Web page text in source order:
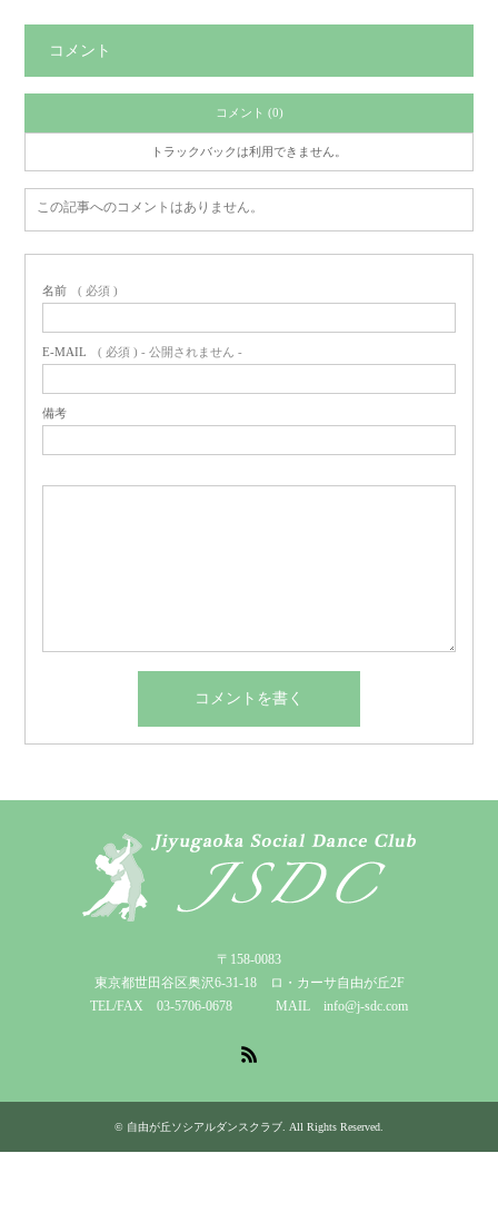
コメント
コメント (0)
トラックバックは利用できません。
この記事へのコメントはありません。
名前 ( 必須 )
E-MAIL ( 必須 ) - 公開されません -
備考
〒158-0083
東京都世田谷区奥沢6-31-18 ロ・カーサ自由が丘2F
TEL/FAX 03-5706-0678 MAIL info@j-sdc.com
© 自由が丘ソシアルダンスクラブ . All Rights Reserved.